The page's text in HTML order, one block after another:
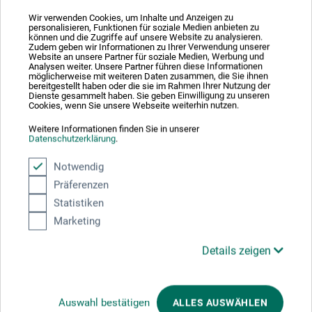
Wir verwenden Cookies, um Inhalte und Anzeigen zu
personalisieren, Funktionen für soziale Medien anbieten zu
können und die Zugriffe auf unsere Website zu analysieren.
Zudem geben wir Informationen zu Ihrer Verwendung unserer
Website an unsere Partner für soziale Medien, Werbung und
Analysen weiter. Unsere Partner führen diese Informationen
möglicherweise mit weiteren Daten zusammen, die Sie ihnen
bereitgestellt haben oder die sie im Rahmen Ihrer Nutzung der
Dienste gesammelt haben. Sie geben Einwilligung zu unseren
Cookies, wenn Sie unsere Webseite weiterhin nutzen.
Weitere Informationen finden Sie in unserer
Datenschutzerklärung.
Notwendig
Präferenzen
Statistiken
Marketing
Details zeigen
Auswahl bestätigen ALLES AUSWÄHLEN
Liegnitzer Str. 17
58454 Witten
DEUTSCHLAND
info.dl@boesner.com
Kunden kauften auch